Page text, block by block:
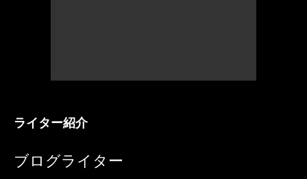
ライター紹介
ブログライター